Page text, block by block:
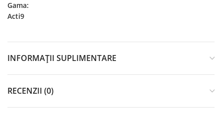
Gama:
Acti9
INFORMAȚII SUPLIMENTARE
RECENZII (0)